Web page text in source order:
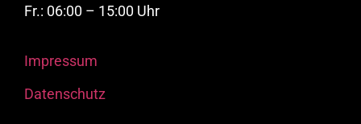
Fr.: 06:00 – 15:00 Uhr
Impressum
Datenschutz